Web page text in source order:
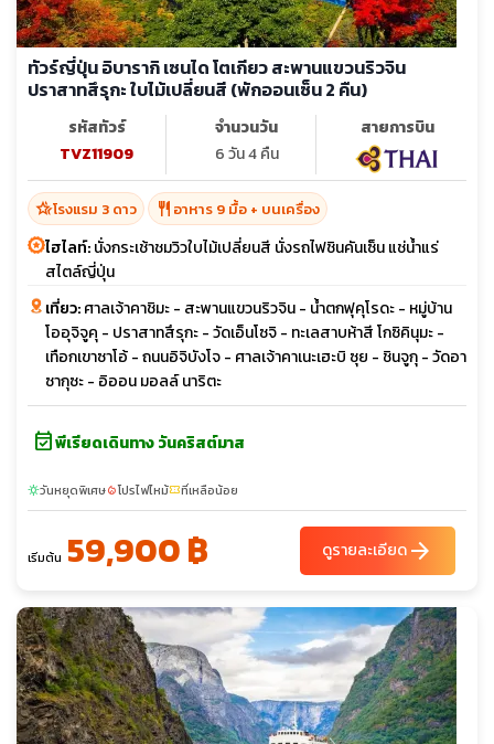
ทัวร์ญี่ปุ่น อิบารากิ เซนได โตเกียว สะพานแขวนริวจิน
ปราสาทสึรุกะ ใบไม้เปลี่ยนสี (พักออนเซ็น 2 คืน)
รหัสทัวร์
TVZ11909
จำนวนวัน
6 วัน 4 คืน
สายการบิน
hotel_classโรงแรม 3 ดาว restaurant อาหาร 9 มื้อ + บนเครื่อง
ไฮไลท์:นั่งกระเช้าชมวิวใบไม้เปลี่ยนสี นั่งรถไฟชินคันเซ็น แช่น้ำแร่
สไตล์ญี่ปุ่น
เที่ยว:ศาลเจ้าคาชิมะ - สะพานแขวนริวจิน - น้ำตกฟุคุโรดะ - หมู่บ้าน
โออุจิจูคุ - ปราสาทสึรุกะ - วัดเอ็นโซจิ - ทะเลสาบห้าสี โกซิคินุมะ -
เทือกเขาซาโอ้ - ถนนอิจิบังโจ - ศาลเจ้าคาเนะเฮะบิ ซุย - ชินจูกุ - วัดอา
ซากุซะ - อิออน มอลล์ นาริตะ
event_availableพีเรียดเดินทาง วันคริสต์มาส
sunnyวันหยุดพิเศษlocal_fire_departmentโปรไฟไหม้confirmation_numberที่เหลือน้อย
เริ่มต้น 59,900 ฿ ดูรายละเอียดarrow_forward